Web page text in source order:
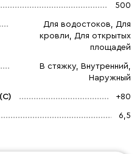
500
Для водостоков, Для
кровли, Для открытых
площадей
В стяжку, Внутренний,
Наружный
+80
6,5